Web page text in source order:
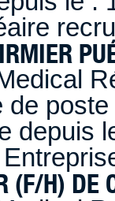
de
depuis
(F/H) DE